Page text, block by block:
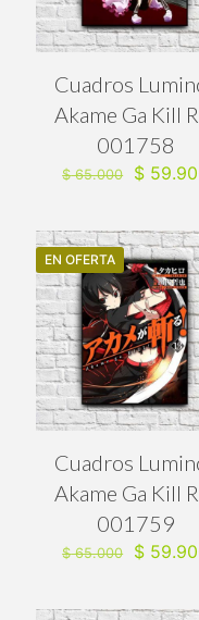
Cuadros
Akame Ga Kill
001758
$65.000
El
era:
$
$
EN OFERTA
Cuadros
Akame Ga Kill
001759
$65.000
El
era:
$